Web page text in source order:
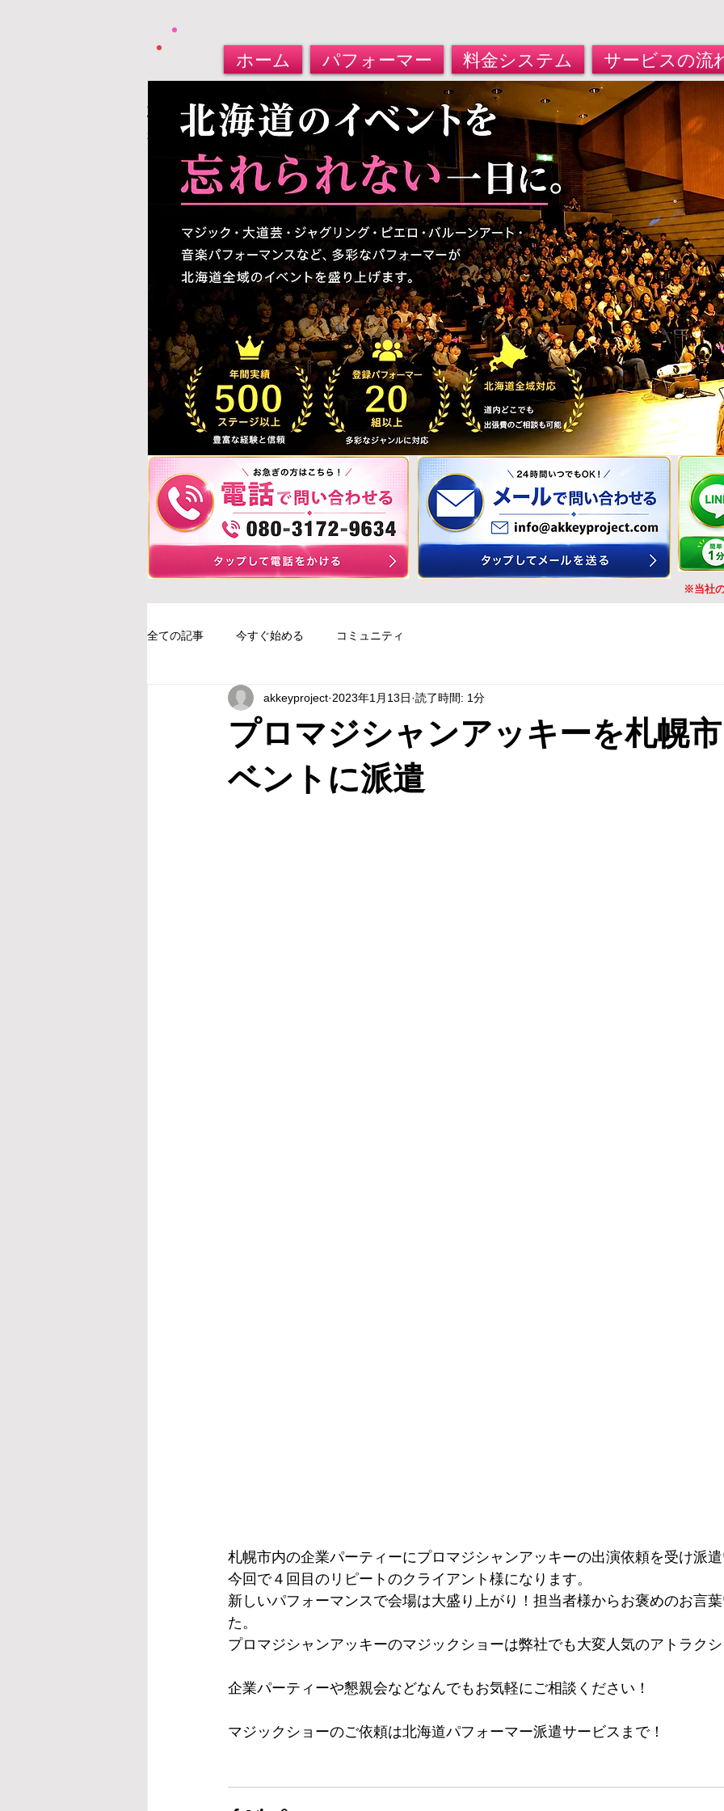
ホーム パフォーマー 料金システム サービスの流
北海道パフォーマー​派遣サービス
大道芸人・マジシャン・バルーンアート
※当社
全ての記事 今すぐ始める コミュニティ
プロマジシャンアッキーを札幌
ベントに派遣
akkeyproject 2023年1月13日 読了時間: 1分
札幌市内の企業パーティーにプロマジシャンアッキーの出演依頼を受け派
今回で４回目のリピートのクライアント様になります。
新しいパフォーマンスで会場は大盛り上がり！担当者様からお褒めのお言
た。
プロマジシャンアッキーのマジックショーは弊社でも大変人気のアトラク
企業パーティーや懇親会などなんでもお気軽にご相談ください！
マジックショーのご依頼は北海道パフォーマー派遣サービスまで！